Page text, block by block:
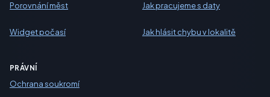
Porovnání měst
Widget počasí
Jak pracujeme s daty
Jak hlásit chybu v lokalitě
PRÁVNÍ
Ochrana soukromí